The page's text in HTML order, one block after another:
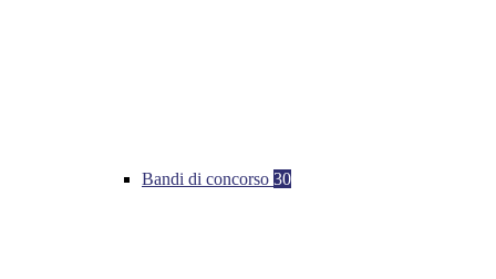
Bandi di concorso 30